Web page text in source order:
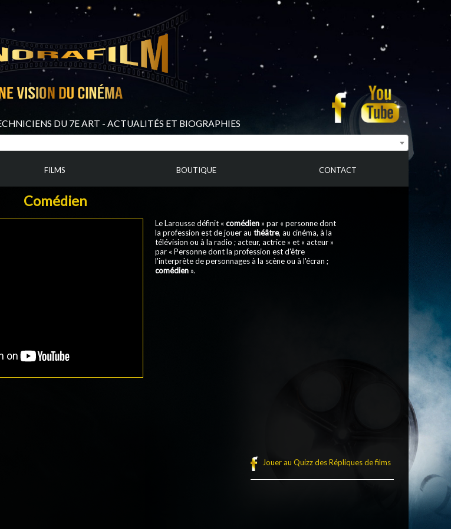
DU 7E ART - ACTUALITÉS ET BIOGRAPHIES
FILMS BOUTIQUE CONTACT
Comédien
Le Larousse définit « comédien » par « personne dont
la profession est de jouer au théâtre, au cinéma, à la
télévision ou à la radio ; acteur, actrice » et « acteur »
par « Personne dont la profession est d'être
l'interprète de personnages à la scène ou à l'écran ;
comédien ».
Jouer au Quizz des Répliques de films